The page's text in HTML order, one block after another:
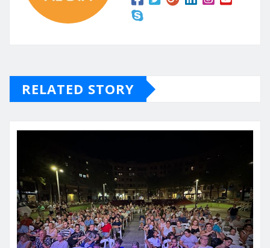
RELATED STORY